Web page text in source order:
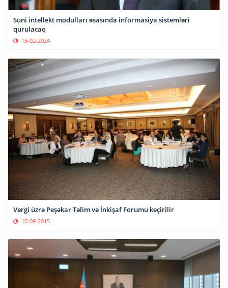
Süni intellekt modulları əsasında informasiya sistemləri
qurulacaq
15-02-2024
Vergi üzrə Peşəkar Təlim və İnkişaf Forumu keçirilir
10-09-2015